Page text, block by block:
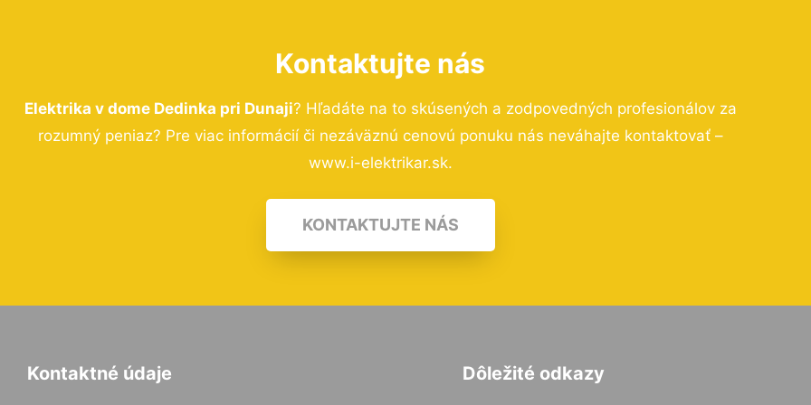
Kontaktujte nás
Elektrika v dome Dedinka pri Dunaji? Hľadáte na to skúsených a zodpovedných profesionálov za
rozumný peniaz? Pre viac informácií či nezáväznú cenovú ponuku nás neváhajte kontaktovať –
www.i-elektrikar.sk.
KONTAKTUJTE NÁS
Kontaktné údaje Dôležité odkazy